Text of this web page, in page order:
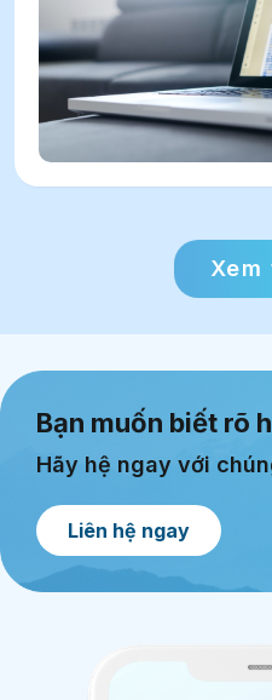
Xem
Bạn muốn biết rõ
Hãy hệ ngay với
Liên hệ ngay